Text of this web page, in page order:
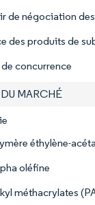
de négociation
des produits de
concurrence
MARCHÉ
éthylène-
oléfine
méthacrylates